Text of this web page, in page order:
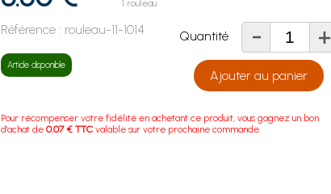
1 rouleau
Référence : rouleau-11-1014
Article disponible
Quantité - +
Ajouter au panier
Pour récompenser votre fidélité en achetant ce produit, vous gagnez un bon
d'achat de0.07 € TTC valable sur votre prochaine commande.